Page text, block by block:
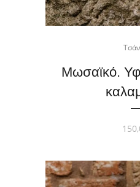
Μωσαϊκό.